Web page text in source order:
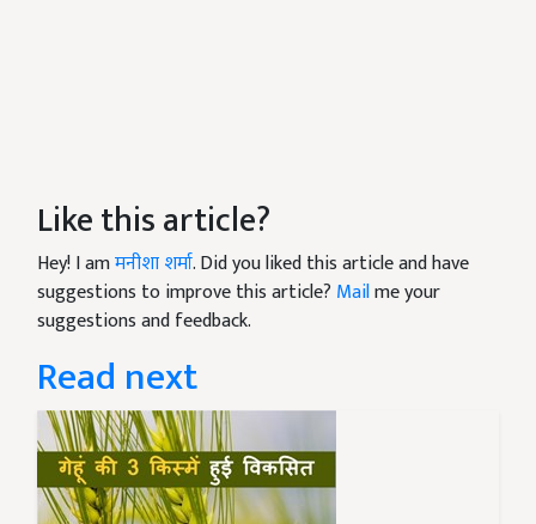
Like this article?
Hey! I amमनीशा शर्मा. Did you liked this article and have
suggestions to improve this article? Mailme your
suggestions and feedback.
Read next